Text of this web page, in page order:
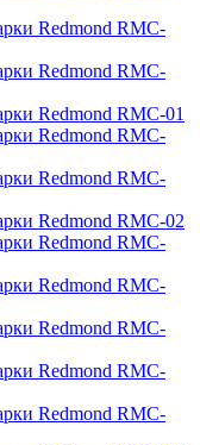
Redmond RMC-
Redmond RMC-
Redmond RMC-01
Redmond RMC-
Redmond RMC-
Redmond RMC-02
Redmond RMC-
Redmond RMC-
Redmond RMC-
Redmond RMC-
Redmond RMC-